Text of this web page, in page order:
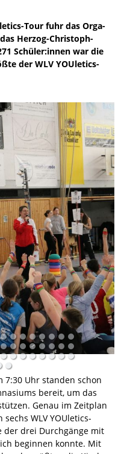
Tour fuhr das Orga-
Herzog-Christoph-
Schüler:innen war die
der WLV YOUletics-
7:30 Uhr standen schon
bereit, um das
Genau im Zeitplan
WLV YOUletics-
der drei Durchgänge mit
beginnen konnte. Mit